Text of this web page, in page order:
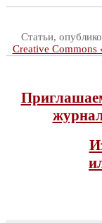
Статьи,
Creative